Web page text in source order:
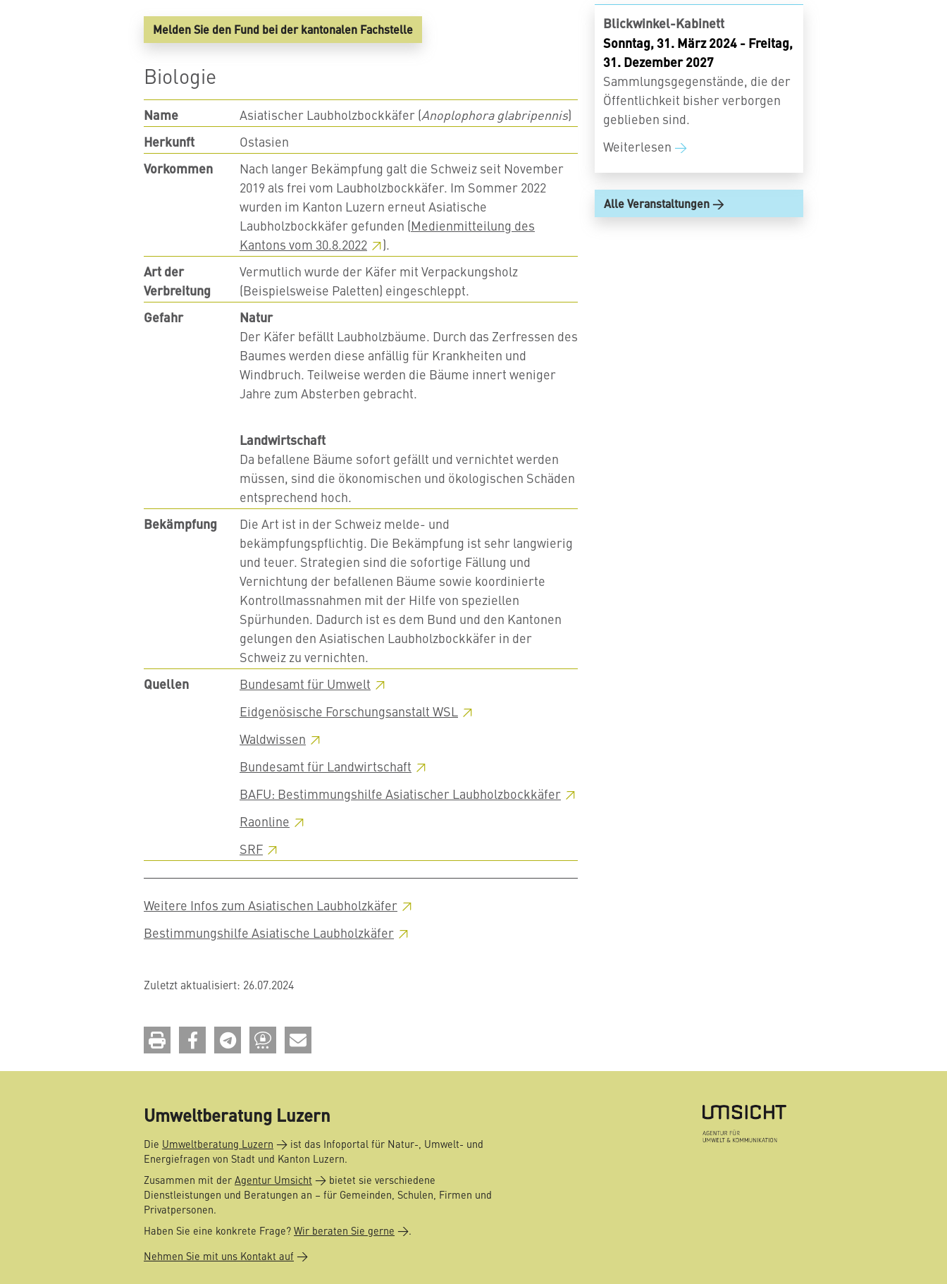
Melden Sie den Fund bei der kantonalen Fachstelle
Biologie
Name Asiatischer Laubholzbockkäfer (Anoplophora glabripennis)
Herkunft
Ostasien
Vorkommen
Nach langer Bekämpfung galt die Schweiz seit November
2019 als frei vom Laubholzbockkäfer. Im Sommer 2022
wurden im Kanton Luzern erneut Asiatische
Laubholzbockkäfer gefunden (Medienmitteilung des
Kantons vom 30.8.2022
).
Art der
Verbreitung
Vermutlich wurde der Käfer mit Verpackungsholz
(Beispielsweise Paletten) eingeschleppt.
Gefahr
Natur
Der Käfer befällt Laubholzbäume. Durch das Zerfressen des
Baumes werden diese anfällig für Krankheiten und
Windbruch. Teilweise werden die Bäume innert weniger
Jahre zum Absterben gebracht.
Landwirtschaft
Da befallene Bäume sofort gefällt und vernichtet werden
müssen, sind die ökonomischen und ökologischen Schäden
entsprechend hoch.
Bekämpfung
Die Art ist in der Schweiz melde- und
bekämpfungspflichtig. Die Bekämpfung ist sehr langwierig
und teuer. Strategien sind die sofortige Fällung und
Vernichtung der befallenen Bäume sowie koordinierte
Kontrollmassnahmen mit der Hilfe von speziellen
Spürhunden. Dadurch ist es dem Bund und den Kantonen
gelungen den Asiatischen Laubholzbockkäfer in der
Schweiz zu vernichten.
Quellen
Bundesamt für Umwelt
Eidgenösische Forschungsanstalt WSL
Waldwissen
Bundesamt für Landwirtschaft
BAFU: Bestimmungshilfe Asiatischer Laubholzbockkäfer
Raonline
SRF
Weitere Infos zum Asiatischen Laubholzkäfer
Bestimmungshilfe Asiatische Laubholzkäfer
Zuletzt aktualisiert: 26.07.2024
Blickwinkel-Kabinett
Sonntag, 31. März 2024 - Freitag,
31. Dezember 2027
Sammlungsgegenstände, die der
Öffentlichkeit bisher verborgen
geblieben sind.
Weiterlesen
Alle Veranstaltungen
drucken teilen teilen
Umweltberatung Luzern
Die Umweltberatung Luzern
ist das Infoportal für Natur-, Umwelt- und
Energiefragen von Stadt und Kanton Luzern.
Zusammen mit der Agentur Umsicht
bietet sie verschiedene
Dienstleistungen und Beratungen an – für Gemeinden, Schulen, Firmen und
Privatpersonen.
Haben Sie eine konkrete Frage? Wir beraten Sie gerne
.
Nehmen Sie mit uns Kontakt auf